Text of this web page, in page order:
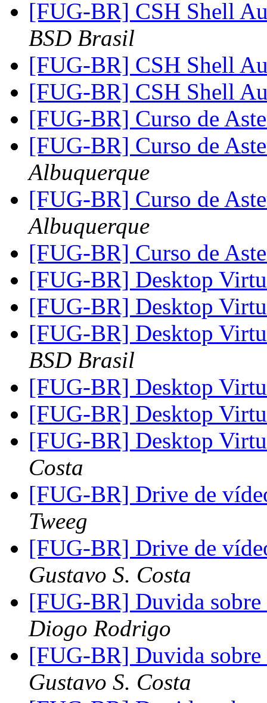
[FUG-BR] CSH Shell
BSD Brasil
[FUG-BR] CSH Shell
[FUG-BR] CSH Shell
[FUG-BR] Curso de
[FUG-BR] Curso de
Albuquerque
[FUG-BR] Curso de
Albuquerque
[FUG-BR] Curso de
[FUG-BR] Desktop
[FUG-BR] Desktop
[FUG-BR] Desktop
BSD Brasil
[FUG-BR] Desktop
[FUG-BR] Desktop
[FUG-BR] Desktop
Costa
[FUG-BR] Drive de
Tweeg
[FUG-BR] Drive de
Gustavo S. Costa
[FUG-BR] Duvida
Diogo Rodrigo
[FUG-BR] Duvida
Gustavo S. Costa